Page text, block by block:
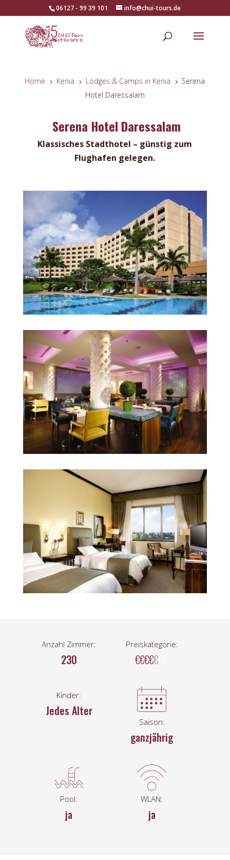
06127 - 99 39 101 info@chui-tours.de
Home 5 Kenia 5 Lodges & Camps in Kenia 5
Serena
Hotel Daressalam
Serena Hotel Daressalam
Klassisches Stadthotel – günstig zum
Flughafen gelegen.
Anzahl Zimmer:
230
Preiskategorie:
€€€€€
Kinder:
Jedes Alter
Saison:
ganzjährig
Pool:
ja
WLAN:
ja